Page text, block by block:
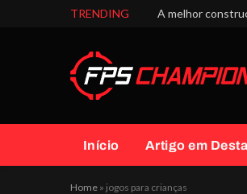
TRENDING A melhor
Início Artigo em
Home » jogos para crianças